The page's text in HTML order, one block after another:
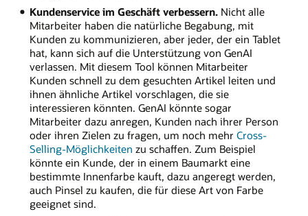
Kundenservice im Geschäft verbessern.Nicht alle
Mitarbeiter haben die natürliche Begabung, mit
Kunden zu kommunizieren, aber jeder, der ein Tablet
hat, kann sich auf die Unterstützung von GenAI
verlassen. Mit diesem Tool können Mitarbeiter
Kunden schnell zu dem gesuchten Artikel leiten und
ihnen ähnliche Artikel vorschlagen, die sie
interessieren könnten. GenAI könnte sogar
Mitarbeiter dazu anregen, Kunden nach ihrer Person
oder ihren Zielen zu fragen, um noch mehr Cross-
Selling-Möglichkeiten zu schaffen. Zum Beispiel
könnte ein Kunde, der in einem Baumarkt eine
bestimmte Innenfarbe kauft, dazu angeregt werden,
auch Pinsel zu kaufen, die für diese Art von Farbe
geeignet sind.